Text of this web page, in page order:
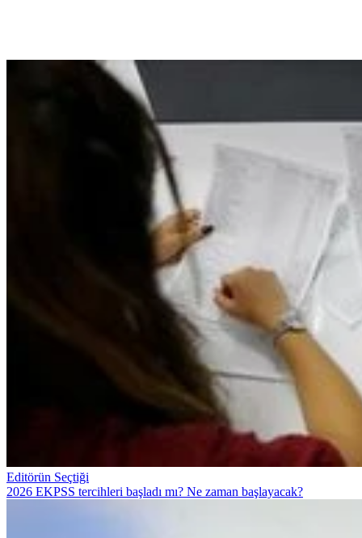
Editörün Seçtiği
2026 EKPSS tercihleri başladı mı? Ne zaman başlayacak?